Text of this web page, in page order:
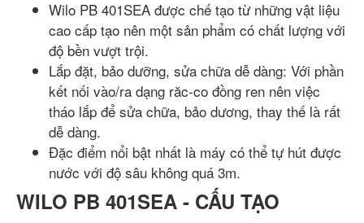
Wilo PB 401SEA được chế tạo từ những vật liệu
cao cấp tạo nên một sản phẩm có chất lượng với
độ bền vượt trội.
Lắp đặt, bảo dưỡng, sửa chữa dễ dàng: Với phần
kết nối vào/ra dạng răc-co đồng ren nên việc
tháo lắp để sửa chữa, bảo dương, thay thế là rất
dễ dàng.
Đặc điểm nổi bật nhất là máy có thể tự hút được
nước với độ sâu không quá 3m.
WILO PB 401SEA - CẤU TẠO